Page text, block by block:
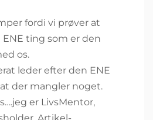
fordi vi prøver at
ting som er den
os.
leder efter den ENE
der mangler noget.
er LivsMentor,